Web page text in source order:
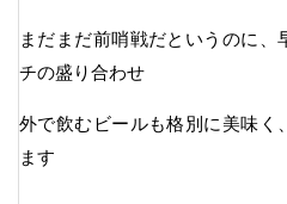
まだまだ前哨戦だというのに、
チの盛り合わせ
外で飲むビールも格別に美味く
ます